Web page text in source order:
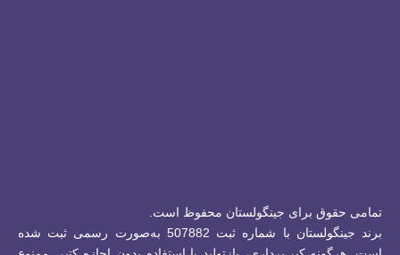
تمامی حقوق برای جینگولستان محفوظ است.
برند جینگولستان با شماره ثبت 507882 به‌صورت رسمی ثبت شده